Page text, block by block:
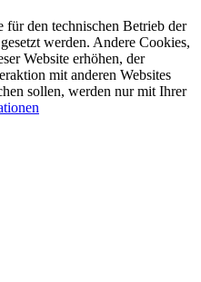
für den technischen Betrieb der
werden. Andere Cookies,
Website erhöhen, der
mit anderen Websites
sollen, werden nur mit Ihrer